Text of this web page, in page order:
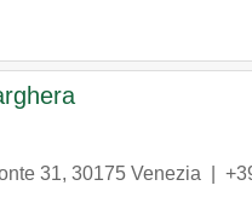
31, 30175 Venezia